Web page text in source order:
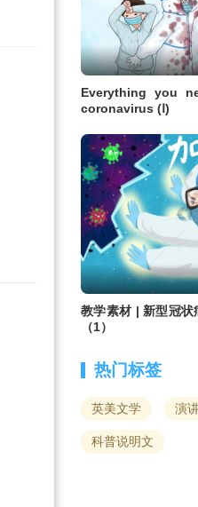
Everything you
coronavirus (Ⅰ)
教学素材 | 新型冠状
（1）
热门标签
英美文学 演
科普说明文